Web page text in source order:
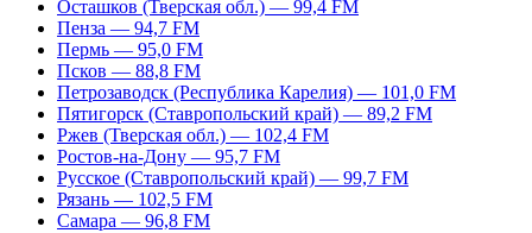
Осташков (Тверская обл.) — 99,4 FM
Пенза — 94,7 FM
Пермь — 95,0 FM
Псков — 88,8 FM
Петрозаводск (Республика Карелия) — 101,0 FM
Пятигорск (Ставропольский край) — 89,2 FM
Ржев (Тверская обл.) — 102,4 FM
Ростов-на-Дону — 95,7 FM
Русское (Ставропольский край) — 99,7 FM
Рязань — 102,5 FM
Самара — 96,8 FM